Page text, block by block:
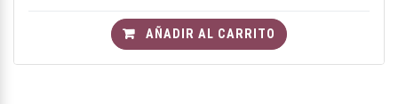
AÑADIR AL CARRITO